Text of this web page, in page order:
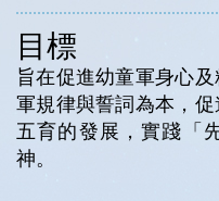
目標
旨在促進幼童軍身心
軍規律與誓詞為本，
五育的發展，實踐「
神。